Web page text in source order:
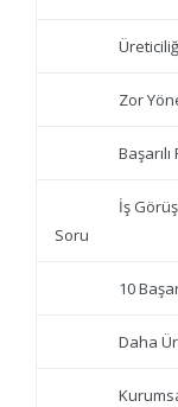
Zor
İş
Soru
10
Daha